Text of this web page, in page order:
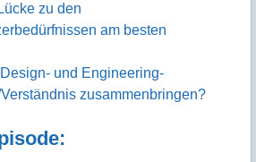
zu den
am besten
und Engineering-
zusammenbringen?